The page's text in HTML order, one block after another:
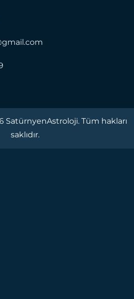
SatürnyenAstroloji. Tüm hakları
saklıdır.